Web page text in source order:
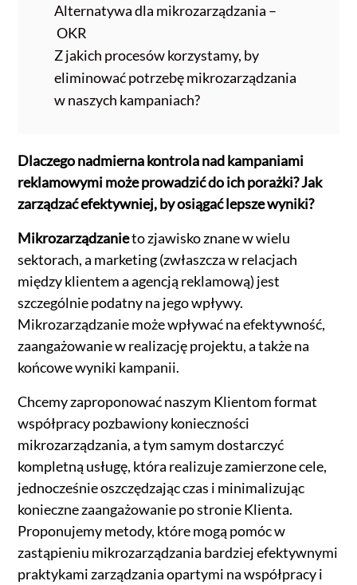
Alternatywa dla mikrozarządzania –
OKR
Z jakich procesów korzystamy, by
eliminować potrzebę mikrozarządzania
w naszych kampaniach?
Dlaczego nadmierna kontrola nad kampaniami
reklamowymi może prowadzić do ich porażki? Jak
zarządzać efektywniej, by osiągać lepsze wyniki?
Mikrozarządzanieto zjawisko znane w wielu
sektorach, a marketing (zwłaszcza w relacjach
między klientem a agencją reklamową) jest
szczególnie podatny na jego wpływy.
Mikrozarządzanie może wpływać na efektywność,
zaangażowanie w realizację projektu, a także na
końcowe wyniki kampanii.
Chcemy zaproponować naszym Klientom format
współpracy pozbawiony konieczności
mikrozarządzania, a tym samym dostarczyć
kompletną usługę, która realizuje zamierzone cele,
jednocześnie oszczędzając czas i minimalizując
konieczne zaangażowanie po stronie Klienta.
Proponujemy metody, które mogą pomóc w
zastąpieniu mikrozarządzania bardziej efektywnymi
praktykami zarządzania opartymi na współpracy i